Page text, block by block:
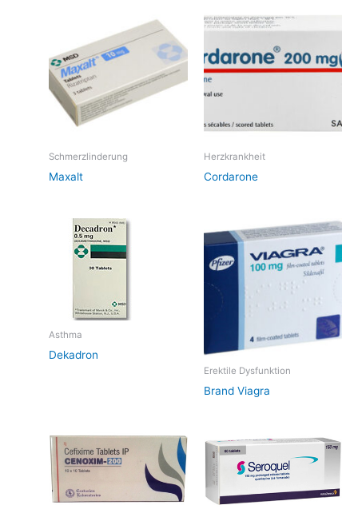
Schmerzlinderung
Maxalt
Herzkrankheit
Cordarone
Asthma
Dekadron
Erektile Dysfunktion
Brand Viagra